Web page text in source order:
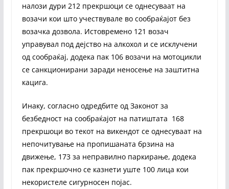
налози дури 212 прекршоци се однесуваат на
возачи кои што учествувале во сообраќајот без
возачка дозвола. Истовремено 121 возач
управувал под дејство на алкохол и се исклучени
од сообраќај, додека пак 106 возачи на мотоцикли
се санкционирани заради неносење на заштитна
кацига.
Инаку, согласно одредбите од Законот за
безбедност на сообраќајот на патиштата 168
прекршоци во текот на викендот се однесуваат на
непочитување на пропишаната брзина на
движење, 173 за неправилно паркирање, додека
пак прекршочно се казнети уште 100 лица кои
некористеле сигурносен појас.